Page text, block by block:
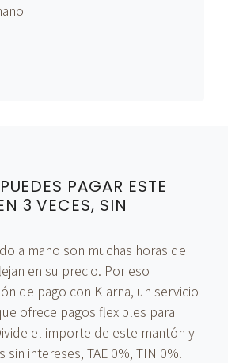
PAGAR ESTE
3 VECES, SIN
a mano son muchas horas de
en su precio. Por eso
de pago con Klarna, un servicio
ofrece pagos flexibles para
el importe de este mantón y
sin intereses, TAE 0%, TIN 0%.